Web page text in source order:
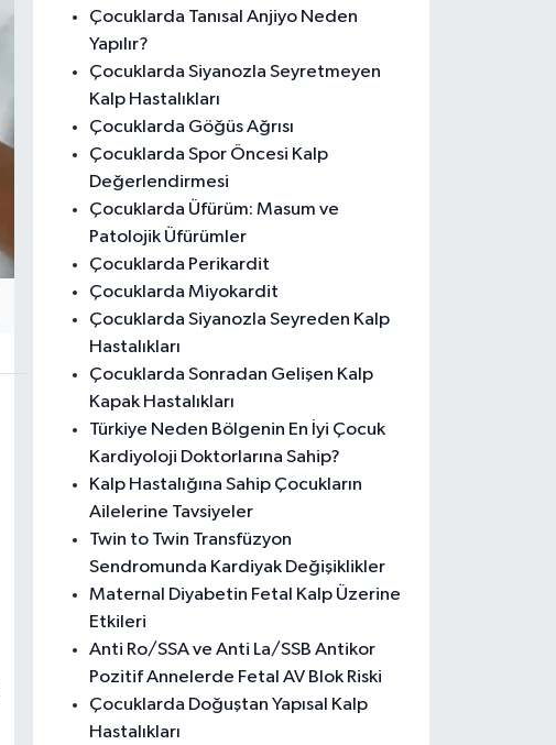
Çocuklarda Tanısal Anjiyo Neden
Yapılır?
Çocuklarda Siyanozla Seyretmeyen
Kalp Hastalıkları
Çocuklarda Göğüs Ağrısı
Çocuklarda Spor Öncesi Kalp
Değerlendirmesi
Çocuklarda Üfürüm: Masum ve
Patolojik Üfürümler
Çocuklarda Perikardit
Çocuklarda Miyokardit
Çocuklarda Siyanozla Seyreden Kalp
Hastalıkları
Çocuklarda Sonradan Gelişen Kalp
Kapak Hastalıkları
Türkiye Neden Bölgenin En İyi Çocuk
Kardiyoloji Doktorlarına Sahip?
Kalp Hastalığına Sahip Çocukların
Ailelerine Tavsiyeler
Twin to Twin Transfüzyon
Sendromunda Kardiyak Değişiklikler
Maternal Diyabetin Fetal Kalp Üzerine
Etkileri
Anti Ro/SSA ve Anti La/SSB Antikor
Pozitif Annelerde Fetal AV Blok Riski
Çocuklarda Doğuştan Yapısal Kalp
Hastalıkları